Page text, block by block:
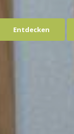
Entdecken